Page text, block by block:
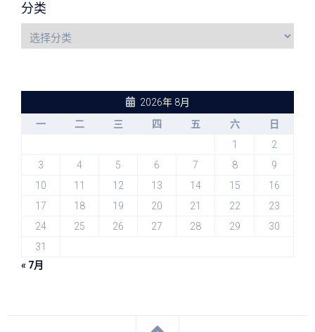
分类
2026年 8月
一
二 三 四 五 六
日
1
2
3
4 5 6 7 8
9
10
11 12 13 14 15
16
17
18 19 20 21 22
23
24
25 26 27 28 29
30
31
« 7月